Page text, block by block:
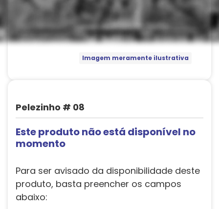
Imagem meramente ilustrativa
Pelezinho # 08
Este produto não está disponível no
momento
Para ser avisado da disponibilidade deste
produto, basta preencher os campos
abaixo: